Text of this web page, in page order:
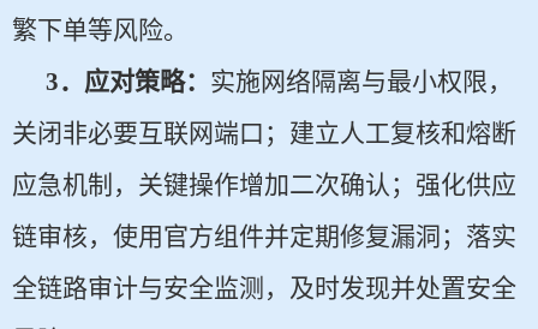
繁下单等风险。
3．应对策略： 实施网络隔离与最小权限，
关闭非必要互联网端口；建立人工复核和熔断
应急机制，关键操作增加二次确认；强化供应
链审核，使用官方组件并定期修复漏洞；落实
全链路审计与安全监测，及时发现并处置安全